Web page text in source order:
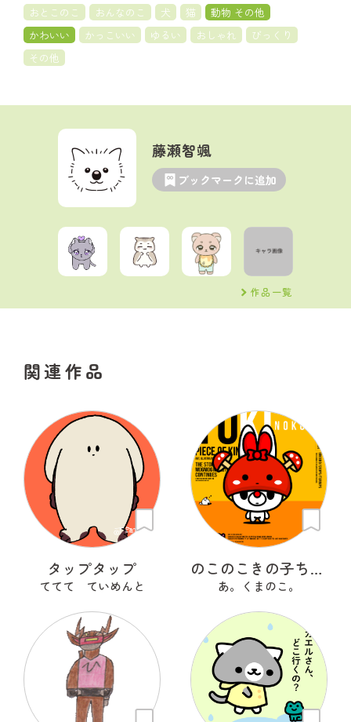
おとこのこ おんなのこ 犬 猫
動物 その他
かわいい
かっこいい ゆるい おしゃれ
びっくり
その他
藤瀬智颯
ブックマークに追加
作品一覧
関連作品
タップタップ
ててて ていめんと
のこのこきの子ちゃん
あ。くまのこ。